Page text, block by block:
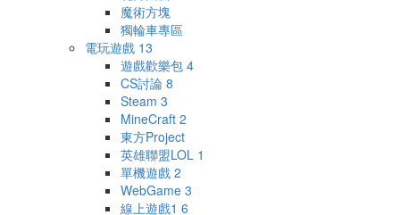
魔術方塊
獨輪車專區
電玩遊戲 13
遊戲歡樂包 4
CS討論 8
Steam 3
MineCraft 2
東方Project
英雄聯盟LOL 1
單機遊戲 2
WebGame 3
線上遊戲1 6